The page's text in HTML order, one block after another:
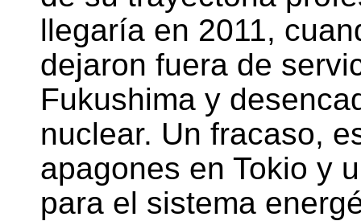
llegaría en 2011,
dejaron fuera de
Fukushima y
nuclear. Un fracaso,
apagones en Tokio y
para el sistema